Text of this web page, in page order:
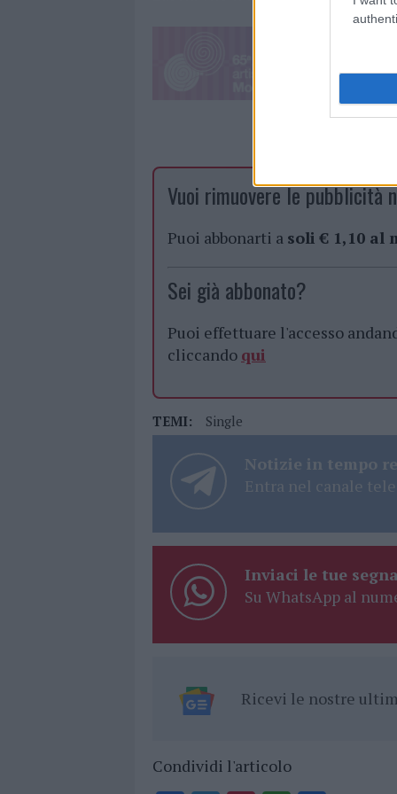
Vuoi rimuovere le pubblicità
Puoi abbonarti a soli € 1,10 al
Sei già abbonato?
Puoi effettuare l'accesso
cliccando qui
TEMI: Single
Notizie in tempo
Entra nel canale
Inviaci le tue
Su WhatsApp al
Ricevi le nostre
Condividi l'articolo